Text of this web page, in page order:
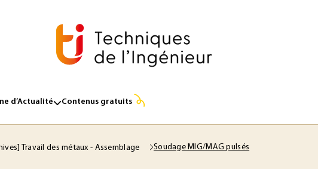
d’Actualité Contenus gratuits
Travail des métaux - Assemblage Soudage MIG/MAG pulsés